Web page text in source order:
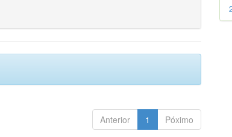
Anterior 1 Póximo